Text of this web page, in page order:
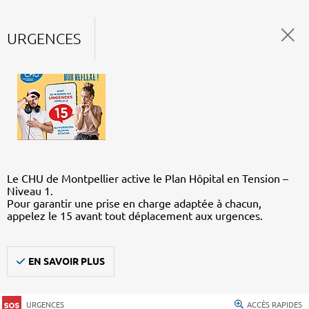
URGENCES
Le CHU de Montpellier active le Plan Hôpital en Tension –
Niveau 1.
Pour garantir une prise en charge adaptée à chacun,
appelez le 15 avant tout déplacement aux urgences.
EN SAVOIR PLUS
URGENCES ACCÈS RAPIDES